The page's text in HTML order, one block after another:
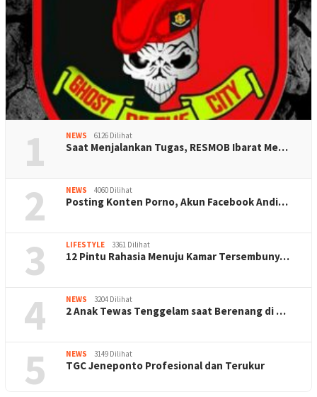
1 NEWS 6126 Dilihat
Saat Menjalankan Tugas, RESMOB Ibarat Me…
2 NEWS 4060 Dilihat
Posting Konten Porno, Akun Facebook Andi…
3 LIFESTYLE 3361 Dilihat
12 Pintu Rahasia Menuju Kamar Tersembuny…
4 NEWS 3204 Dilihat
2 Anak Tewas Tenggelam saat Berenang di …
5 NEWS 3149 Dilihat
TGC Jeneponto Profesional dan Terukur